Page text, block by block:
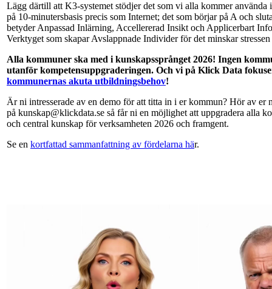
Lägg därtill att K3-systemet stödjer det som vi alla kommer använda
på 10-minutersbasis precis som Internet; det som börjar på A och
betyder Anpassad Inlärning, Accellererad Insikt och Applicerbart
Verktyget som skapar Avslappnade Individer för det minskar
Alla kommuner ska med i kunskapssprånget 2026! Ingen
utanför kompetensuppgraderingen. Och vi på Klick Data
kommunernas akuta utbildningsbehov!
Är ni intresserade av en demo för att titta in i er kommun? Hör av er
på kunskap@klickdata.se så får ni en möjlighet att uppgradera alla
och central kunskap för verksamheten 2026 och framgent.
Se en kortfattad sammanfattning av fördelarna här.